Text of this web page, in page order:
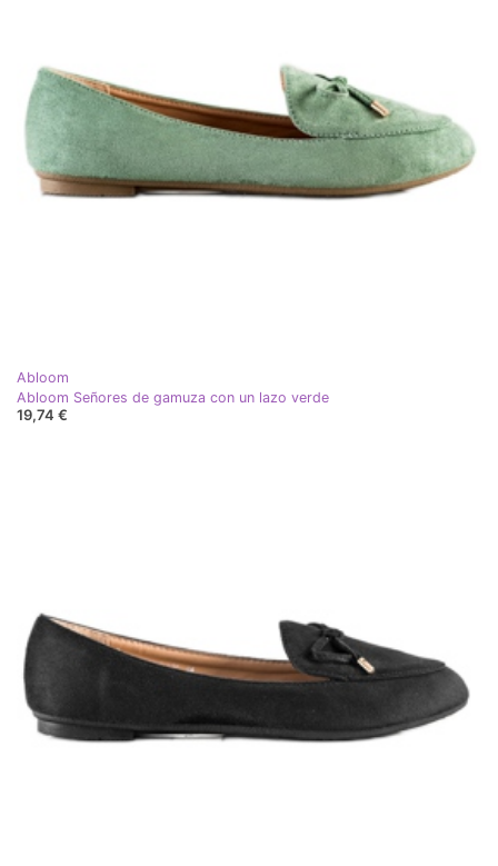
Abloom
Abloom Señores de gamuza con un lazo verde
19,74 €